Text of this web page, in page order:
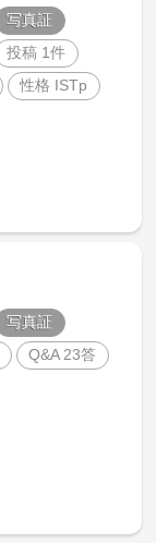
写真証
投稿 1件
性格 ISTp
写真証
Q&A 23答